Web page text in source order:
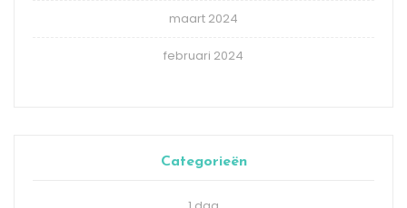
maart 2024
februari 2024
Categorieën